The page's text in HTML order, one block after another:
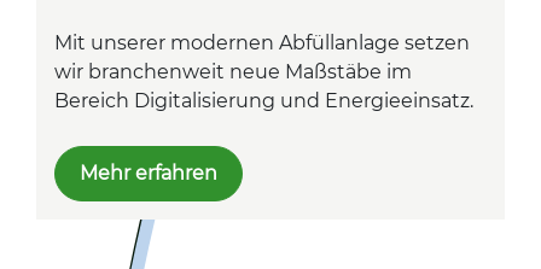
Mit unserer modernen Abfüllanlage setzen
wir branchenweit neue Maßstäbe im
Bereich Digitalisierung und Energieeinsatz.
Mehr erfahren